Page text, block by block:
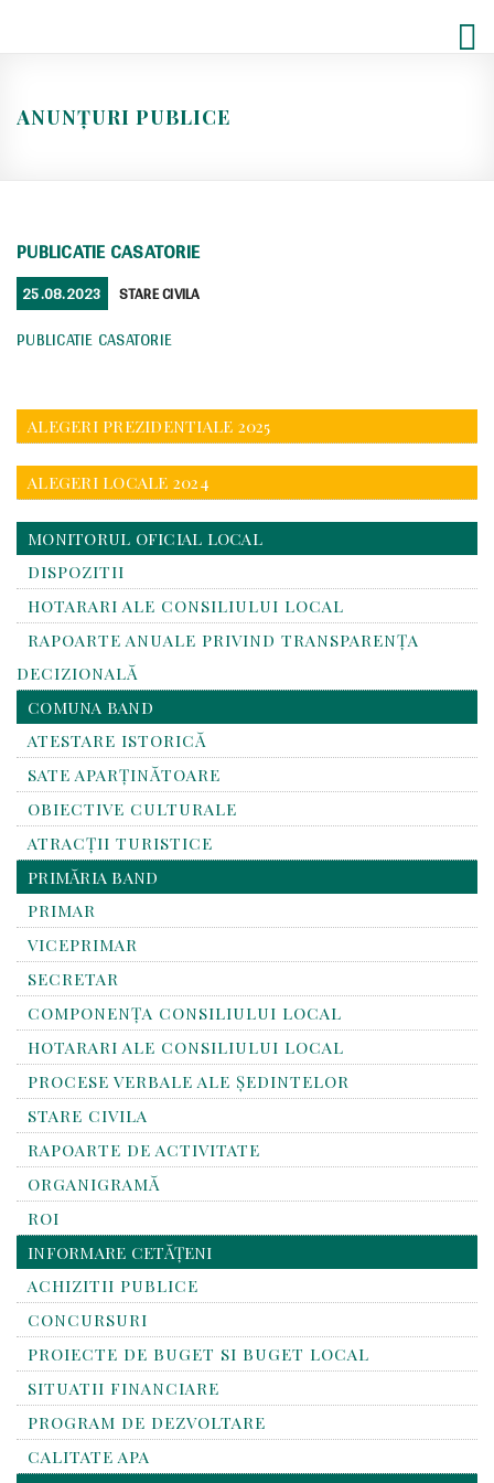
ANUNȚURI PUBLICE
PUBLICATIE CASATORIE
POSTED
ON
25.08.2023 CATEGORIES
STARE CIVILA
PUBLICATIE CASATORIE
ALEGERI PREZIDENTIALE 2025
ALEGERI LOCALE 2024
MONITORUL OFICIAL LOCAL
DISPOZITII
HOTARARI ALE CONSILIULUI LOCAL
RAPOARTE ANUALE PRIVIND TRANSPARENŢA
DECIZIONALĂ
COMUNA BAND
ATESTARE ISTORICĂ
SATE APARȚINĂTOARE
OBIECTIVE CULTURALE
ATRACȚII TURISTICE
PRIMĂRIA BAND
PRIMAR
VICEPRIMAR
SECRETAR
COMPONENȚA CONSILIULUI LOCAL
HOTARARI ALE CONSILIULUI LOCAL
PROCESE VERBALE ALE ȘEDINTELOR
STARE CIVILA
RAPOARTE DE ACTIVITATE
ORGANIGRAMĂ
ROI
INFORMARE CETĂȚENI
ACHIZITII PUBLICE
CONCURSURI
PROIECTE DE BUGET SI BUGET LOCAL
SITUATII FINANCIARE
PROGRAM DE DEZVOLTARE
CALITATE APA